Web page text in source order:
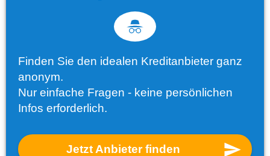
Finden Sie den idealen Kreditanbieter ganz
anonym.
Nur einfache Fragen - keine persönlichen
Infos erforderlich.
Jetzt Anbieter finden